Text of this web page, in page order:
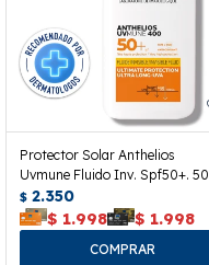
Protector Solar Anthelios
Uvmune Fluido Inv. Spf50+. 50
Ml.
$ 2.350
$ 1.998 $ 1.998